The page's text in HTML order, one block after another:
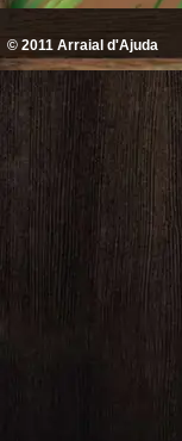
© 2011 Arraial d'Ajuda